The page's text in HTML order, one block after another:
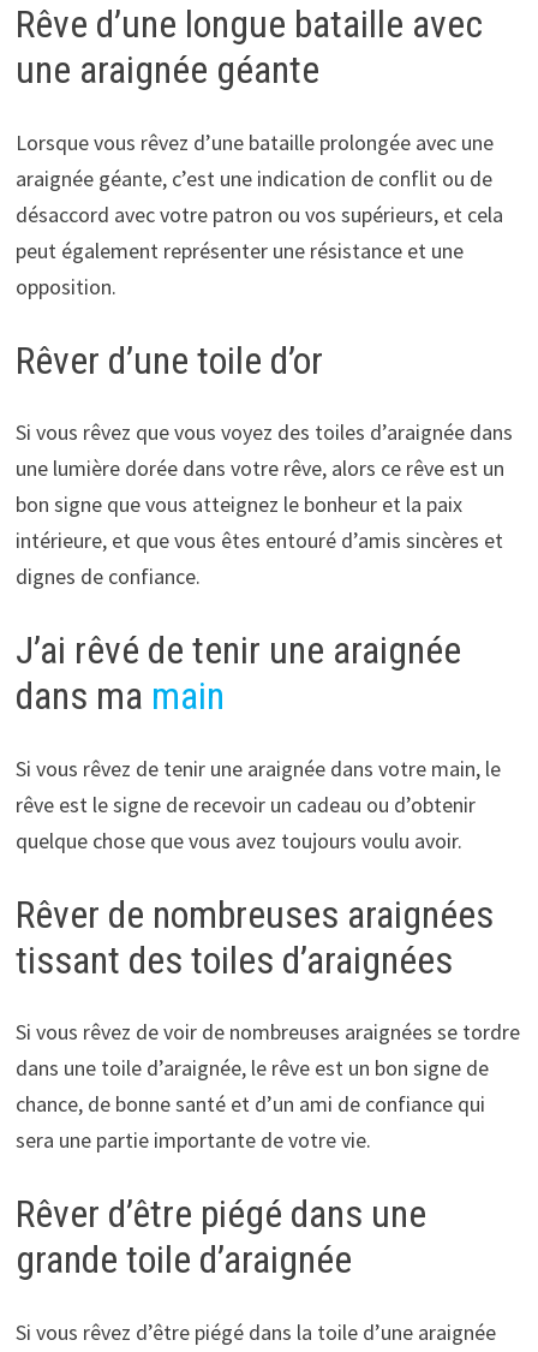
Rêve d’une longue bataille avec
une araignée géante
Lorsque vous rêvez d’une bataille prolongée avec une
araignée géante, c’est une indication de conflit ou de
désaccord avec votre patron ou vos supérieurs, et cela
peut également représenter une résistance et une
opposition.
Rêver d’une toile d’or
Si vous rêvez que vous voyez des toiles d’araignée dans
une lumière dorée dans votre rêve, alors ce rêve est un
bon signe que vous atteignez le bonheur et la paix
intérieure, et que vous êtes entouré d’amis sincères et
dignes de confiance.
J’ai rêvé de tenir une araignée
dans ma main
Si vous rêvez de tenir une araignée dans votre main, le
rêve est le signe de recevoir un cadeau ou d’obtenir
quelque chose que vous avez toujours voulu avoir.
Rêver de nombreuses araignées
tissant des toiles d’araignées
Si vous rêvez de voir de nombreuses araignées se tordre
dans une toile d’araignée, le rêve est un bon signe de
chance, de bonne santé et d’un ami de confiance qui
sera une partie importante de votre vie.
Rêver d’être piégé dans une
grande toile d’araignée
Si vous rêvez d’être piégé dans la toile d’une araignée